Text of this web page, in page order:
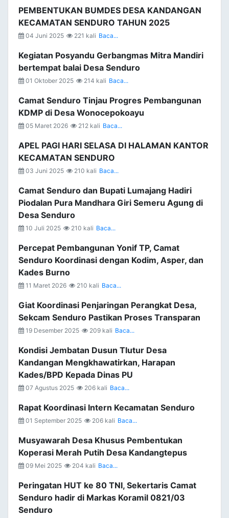
PEMBENTUKAN BUMDES DESA KANDANGAN
KECAMATAN SENDURO TAHUN 2025
04 Juni 2025 221 kali Baca...
Kegiatan Posyandu Gerbangmas Mitra Mandiri
bertempat balai Desa Senduro
01 Oktober 2025 214 kali Baca...
Camat Senduro Tinjau Progres Pembangunan
KDMP di Desa Wonocepokoayu
05 Maret 2026 212 kali Baca...
APEL PAGI HARI SELASA DI HALAMAN KANTOR
KECAMATAN SENDURO
03 Juni 2025 210 kali Baca...
Camat Senduro dan Bupati Lumajang Hadiri
Piodalan Pura Mandhara Giri Semeru Agung di
Desa Senduro
10 Juli 2025 210 kali Baca...
Percepat Pembangunan Yonif TP, Camat
Senduro Koordinasi dengan Kodim, Asper, dan
Kades Burno
11 Maret 2026 210 kali Baca...
Giat Koordinasi Penjaringan Perangkat Desa,
Sekcam Senduro Pastikan Proses Transparan
19 Desember 2025 209 kali Baca...
Kondisi Jembatan Dusun Tlutur Desa
Kandangan Mengkhawatirkan, Harapan
Kades/BPD Kepada Dinas PU
07 Agustus 2025 206 kali Baca...
Rapat Koordinasi Intern Kecamatan Senduro
01 September 2025 206 kali Baca...
Musyawarah Desa Khusus Pembentukan
Koperasi Merah Putih Desa Kandangtepus
09 Mei 2025 204 kali Baca...
Peringatan HUT ke 80 TNI, Sekertaris Camat
Senduro hadir di Markas Koramil 0821/03
Senduro